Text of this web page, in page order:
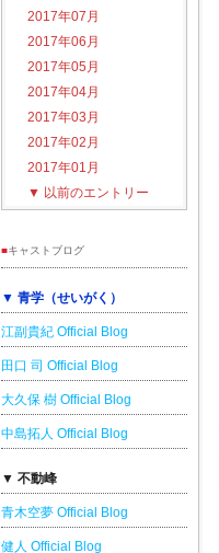
2017年07月
2017年06月
2017年05月
2017年04月
2017年03月
2017年02月
2017年01月
▼ 以前のエントリー
■キャストブログ
▼ 青学（せいがく）
江副貴紀 Official Blog
田口 司 Official Blog
大久保 樹 Official Blog
中島拓人 Official Blog
▼ 不動峰
青木空夢 Official Blog
健人 Official Blog